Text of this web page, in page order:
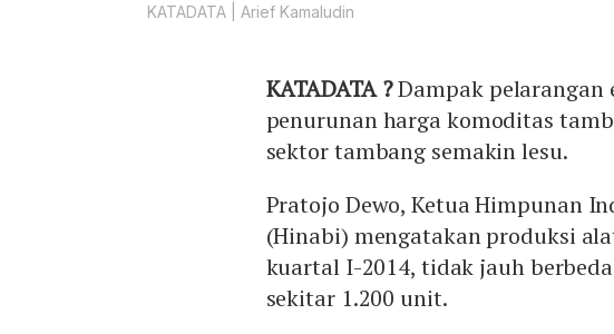
KATADATA | Arief Kamaludin
KATADATA ?Dampak
penurunan harga komoditas
sektor tambang semakin lesu.
Pratojo Dewo, Ketua Himpunan
(Hinabi) mengatakan produksi
kuartal I-2014, tidak jauh
sekitar 1.200 unit.